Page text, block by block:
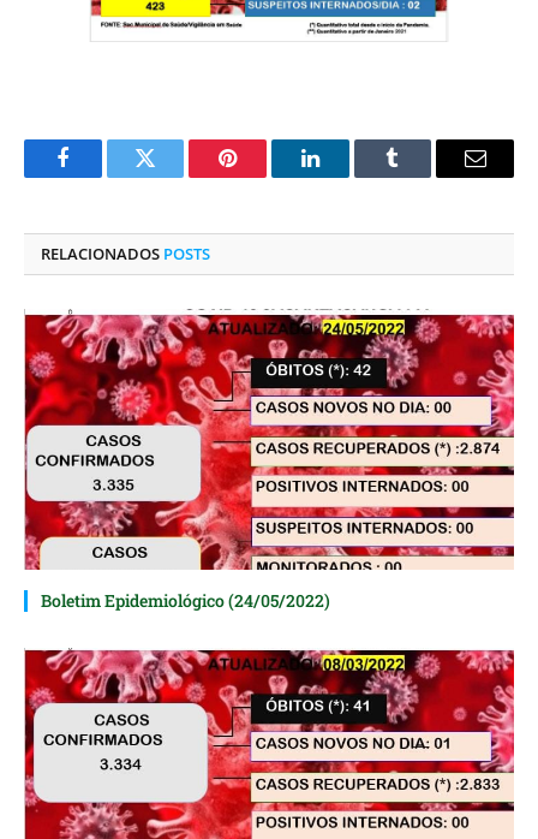
FacebookTwitter Pinterest O
Tumblr
E-
RELACIONADOS POSTS
Boletim Epidemiológico (24/05/2022)